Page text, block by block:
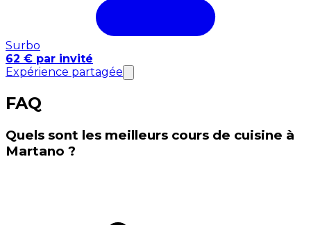
Surbo
62 € par invité
Expérience partagée
FAQ
Quels sont les meilleurs cours de cuisine à
Martano ?